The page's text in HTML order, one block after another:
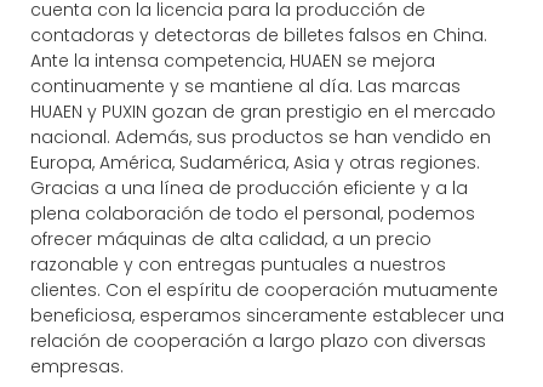
cuenta con la licencia para la producción de
contadoras y detectoras de billetes falsos en China.
Ante la intensa competencia, HUAEN se mejora
continuamente y se mantiene al día. Las marcas
HUAEN y PUXIN gozan de gran prestigio en el mercado
nacional. Además, sus productos se han vendido en
Europa, América, Sudamérica, Asia y otras regiones.
Gracias a una línea de producción eficiente y a la
plena colaboración de todo el personal, podemos
ofrecer máquinas de alta calidad, a un precio
razonable y con entregas puntuales a nuestros
clientes. Con el espíritu de cooperación mutuamente
beneficiosa, esperamos sinceramente establecer una
relación de cooperación a largo plazo con diversas
empresas.